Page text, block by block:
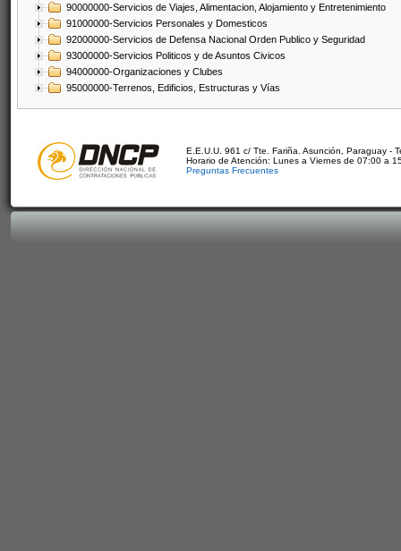
90000000-Servicios de Viajes, Alimentacion, Alojamiento y Entretenimiento
91000000-Servicios Personales y Domesticos
92000000-Servicios de Defensa Nacional Orden Publico y Seguridad
93000000-Servicios Politicos y de Asuntos Civicos
94000000-Organizaciones y Clubes
95000000-Terrenos, Edificios, Estructuras y Vías
E.E.U.U. 961 c/ Tte. Fariña. Asunción, Paraguay -
Horario de Atención: Lunes a Viernes de 07:00 a
Preguntas Frecuentes